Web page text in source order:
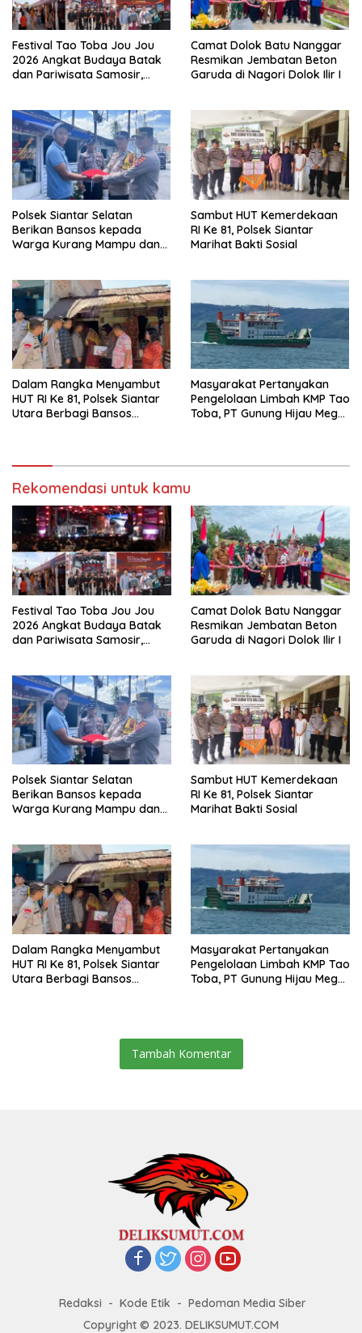
Festival Tao Toba Jou Jou
2026 Angkat Budaya Batak
dan Pariwisata Samosir,
Camat Dolok Batu Nanggar
Resmikan Jembatan Beton
Garuda di Nagori Dolok Ilir I
Polsek Siantar Selatan
Berikan Bansos kepada
Warga Kurang Mampu dan
Sambut HUT Kemerdekaan
RI Ke 81, Polsek Siantar
Marihat Bakti Sosial
Dalam Rangka Menyambut
HUT RI Ke 81, Polsek Siantar
Utara Berbagi Bansos
Masyarakat Pertanyakan
Pengelolaan Limbah KMP Tao
Toba, PT Gunung Hijau Mega
Rekomendasi untuk kamu
Festival Tao Toba Jou Jou
2026 Angkat Budaya Batak
dan Pariwisata Samosir,
Camat Dolok Batu Nanggar
Resmikan Jembatan Beton
Garuda di Nagori Dolok Ilir I
Polsek Siantar Selatan
Berikan Bansos kepada
Warga Kurang Mampu dan
Sambut HUT Kemerdekaan
RI Ke 81, Polsek Siantar
Marihat Bakti Sosial
Dalam Rangka Menyambut
HUT RI Ke 81, Polsek Siantar
Utara Berbagi Bansos
Masyarakat Pertanyakan
Pengelolaan Limbah KMP Tao
Toba, PT Gunung Hijau Mega
Tambah Komentar
Redaksi Kode Etik
Pedoman Media Siber
Copyright © 2023. DELIKSUMUT.COM